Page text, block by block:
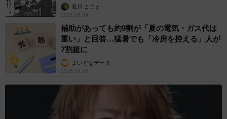
海川 まこと
2026.08.09
補助があっても約9割が「夏の電気・ガス代は
重い」と回答…猛暑でも「冷房を控える」人が
7割超に
まいどなデータ
2026.08.08